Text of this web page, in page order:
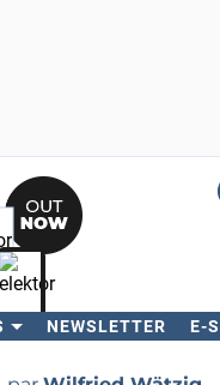
NEWSLETTER E-